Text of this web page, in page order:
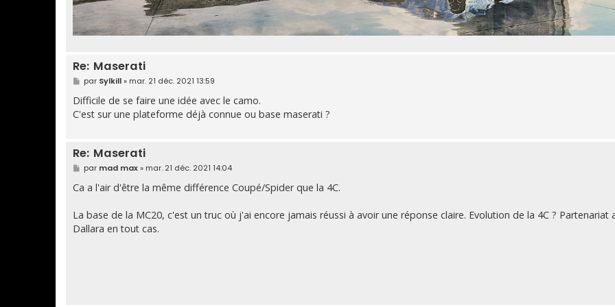
Re: Maserati
M
e
s
s
a
par Sylkill» mar. 21 déc. 2021 13:59
Difficile de se faire une idée avec le camo.
C'est sur une plateforme déjà connue ou base maserati ?
Re: Maserati
M
e
s
s
g
e
par mad max» mar. 21 déc. 2021 14:04
Ca a l'air d'être la même différence Coupé/Spider que la 4C.
La base de la MC20, c'est un truc où j'ai encore jamais réussi à avoir une réponse claire. Evolution de la 4C ? Partenariat
Dallara en tout cas.